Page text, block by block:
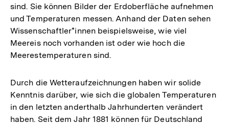
sind. Sie können Bilder der Erdoberfläche aufnehmen
und Temperaturen messen. Anhand der Daten sehen
Wissenschaftler*innen beispielsweise, wie viel
Meereis noch vorhanden ist oder wie hoch die
Meerestemperaturen sind.
Durch die Wetteraufzeichnungen haben wir solide
Kenntnis darüber, wie sich die globalen Temperaturen
in den letzten anderthalb Jahrhunderten verändert
haben. Seit dem Jahr 1881 können für Deutschland